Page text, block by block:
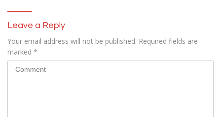
Leave a Reply
Your email address will not be published. Required fields are
marked *